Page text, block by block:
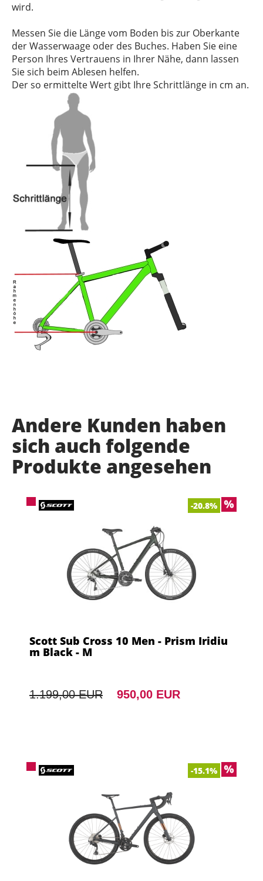
wird.
Messen Sie die Länge vom Boden bis zur Oberkante
der Wasserwaage oder des Buches. Haben Sie eine
Person Ihres Vertrauens in Ihrer Nähe, dann lassen
Sie sich beim Ablesen helfen.
Der so ermittelte Wert gibt Ihre Schrittlänge in cm an.
Andere Kunden haben
sich auch folgende
Produkte angesehen
-20.8%
Scott Sub Cross 10 Men - Prism Iridiu
m Black - M
1.199,00 EUR 950,00 EUR
-15.1%